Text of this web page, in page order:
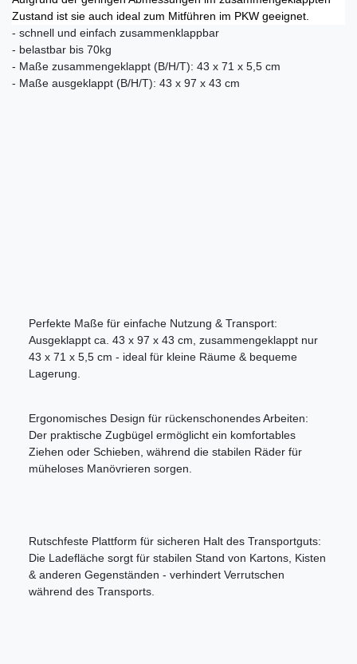
Zustand ist sie auch ideal zum Mitführen im PKW geeignet.
- schnell und einfach zusammenklappbar
- belastbar bis 70kg
- Maße zusammengeklappt (B/H/T): 43 x 71 x 5,5 cm
- Maße ausgeklappt (B/H/T): 43 x 97 x 43 cm
Perfekte Maße für einfache Nutzung & Transport:
Ausgeklappt ca. 43 x 97 x 43 cm, zusammengeklappt nur
43 x 71 x 5,5 cm - ideal für kleine Räume & bequeme
Lagerung.
Ergonomisches Design für rückenschonendes Arbeiten:
Der praktische Zugbügel ermöglicht ein komfortables
Ziehen oder Schieben, während die stabilen Räder für
müheloses Manövrieren sorgen.
Rutschfeste Plattform für sicheren Halt des Transportguts:
Die Ladefläche sorgt für stabilen Stand von Kartons, Kisten
& anderen Gegenständen - verhindert Verrutschen
während des Transports.